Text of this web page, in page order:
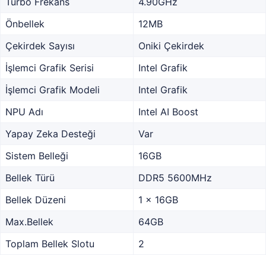
Önbellek
12MB
Çekirdek Sayısı
Oniki Çekirdek
İşlemci Grafik Serisi
Intel Grafik
İşlemci Grafik Modeli
Intel Grafik
NPU Adı
Intel AI Boost
Yapay Zeka Desteği
Var
Sistem Belleği
16GB
Bellek Türü
DDR5 5600MHz
Bellek Düzeni
1 x 16GB
Max.Bellek
64GB
Toplam Bellek Slotu
2